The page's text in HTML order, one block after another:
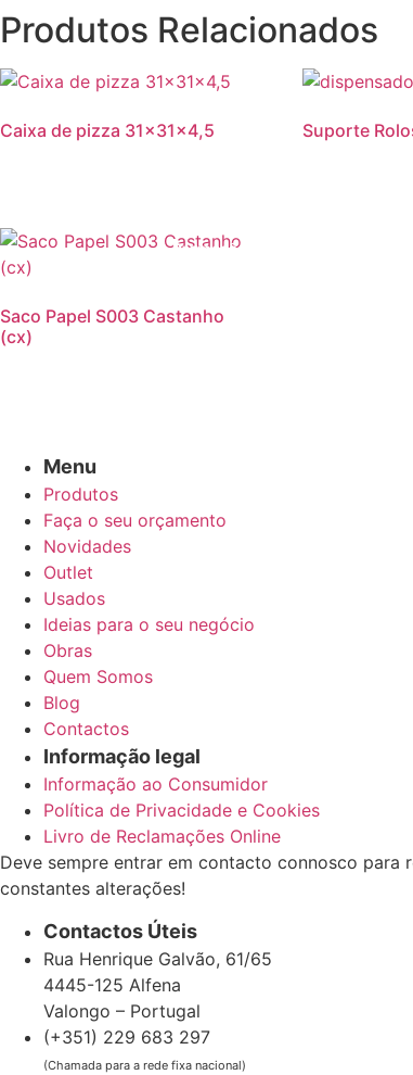
Produtos Relacionados
Caixa de pizza 31x31x4,5 Suporte
Promoção!
Saco Papel S003 Castanho
(cx)
Menu
Produtos
Faça o seu orçamento
Novidades
Outlet
Usados
Ideias para o seu negócio
Obras
Quem Somos
Blog
Contactos
Informação legal
Informação ao Consumidor
Política de Privacidade e Cookies
Livro de Reclamações Online
Deve sempre entrar em contacto connosco
constantes alterações!
Contactos Úteis
Rua Henrique Galvão, 61/65
4445-125 Alfena
Valongo – Portugal
(+351) 229 683 297
(Chamada para a rede fixa nacional)